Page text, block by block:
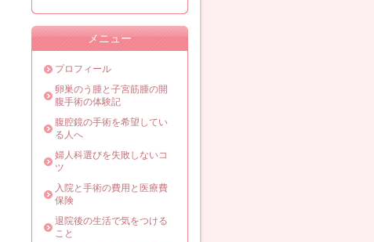
メニュー
プロフィール
卵巣のう腫と子宮筋腫の開
腹手術の体験記
腹腔鏡の手術を希望してい
る人へ
婦人科選びを失敗しないコ
ツ
入院と手術の費用と医療費
保険
退院後の生活で気をつける
こと